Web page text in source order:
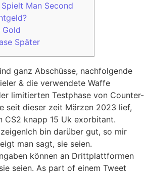
Man Second
Gold
Später
ganz Abschüsse, nachfolgende
& die verwendete Waffe
limitierten Testphase von Counter-
seit dieser zeit Märzen 2023 lief,
CS2 knapp 15 Uk exorbitant.
bin darüber gut, so mir
man sagt, sie seien.
können an Drittplattformen
seien. As part of einem Tweet